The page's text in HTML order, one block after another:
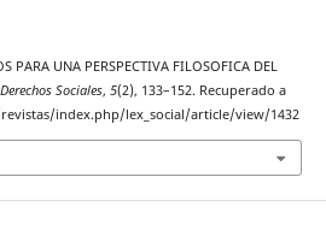
PARA UNA PERSPECTIVA FILOSOFICA DEL
Sociales, 5(2), 133–152. Recuperado a
index.php/lex_social/article/view/1432